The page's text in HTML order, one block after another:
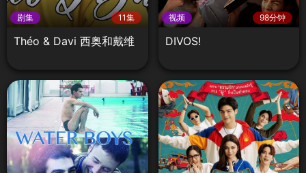
剧集 11集
Théo & Davi 西奥和戴维
视频 98分钟
DIVOS!‎